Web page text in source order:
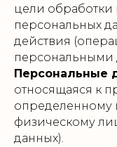
цели обработки
персональных
действия
персональными
Персональные
относящаяся к
определенному
физическому
данных).